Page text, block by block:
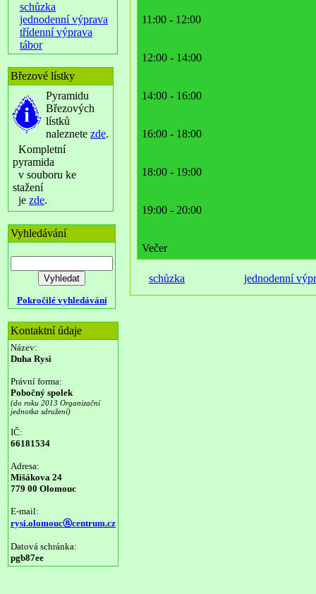
schůzka
jednodenní výprava
třídenní výprava
tábor
Březové lístky
Pyramidu
Březových
lístků
naleznete zde.
Kompletní
pyramida
v souboru ke
stažení
je zde.
Vyhledávání
Pokročilé vyhledávání
Kontaktní údaje
Název:
Duha Rysi
Právní forma:
Pobočný spolek
(do roku 2013 Organizační
jednotka sdružení)
IČ:
66181534
Adresa:
Mišákova 24
779 00 Olomouc
E-mail:
rysi.olomoucⓐcentrum.cz
Datová schránka:
pgb87ee
11:00 - 12:00
12:00 - 14:00
14:00 - 16:00
16:00 - 18:00
18:00 - 19:00
19:00 - 20:00
Večer
schůzka jednodenní